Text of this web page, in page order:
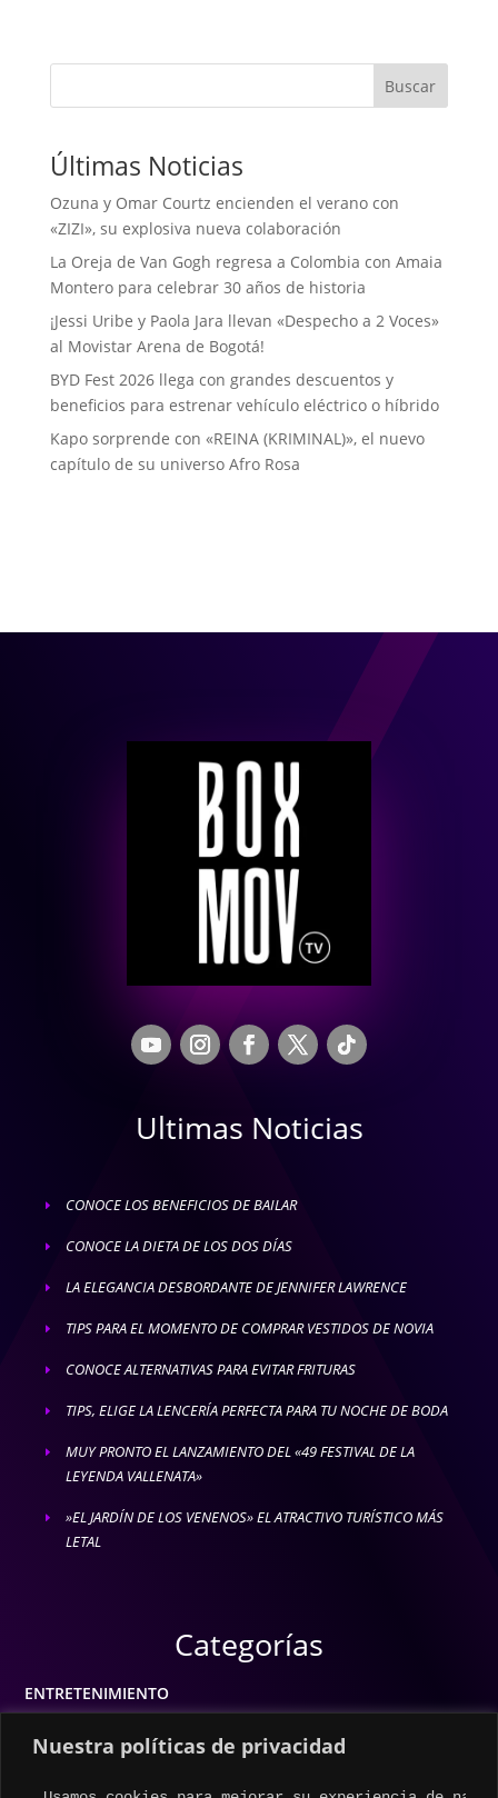
Nuestra políticas de privacidad
Buscar
Últimas Noticias
Ozuna y Omar Courtz encienden el verano con
«ZIZI», su explosiva nueva colaboración
La Oreja de Van Gogh regresa a Colombia con Amaia
Montero para celebrar 30 años de historia
¡Jessi Uribe y Paola Jara llevan «Despecho a 2 Voces»
al Movistar Arena de Bogotá!
BYD Fest 2026 llega con grandes descuentos y
beneficios para estrenar vehículo eléctrico o híbrido
Kapo sorprende con «REINA (KRIMINAL)», el nuevo
capítulo de su universo Afro Rosa
Ultimas Noticias
E CONOCE LOS BENEFICIOS DE BAILAR
E CONOCE LA DIETA DE LOS DOS DÍAS
E LA ELEGANCIA DESBORDANTE DE JENNIFER LAWRENCE
E TIPS PARA EL MOMENTO DE COMPRAR VESTIDOS DE NOVIA
E CONOCE ALTERNATIVAS PARA EVITAR FRITURAS
E TIPS, ELIGE LA LENCERÍA PERFECTA PARA TU NOCHE DE BODA
E
MUY PRONTO EL LANZAMIENTO DEL «49 FESTIVAL DE LA
LEYENDA VALLENATA»
E
»EL JARDÍN DE LOS VENENOS» EL ATRACTIVO TURÍSTICO MÁS
LETAL
Categorías
ENTRETENIMIENTO